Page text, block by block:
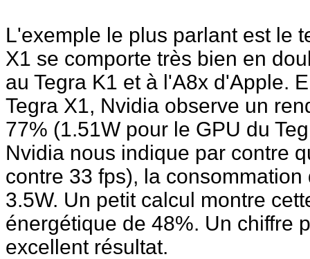
L'exemple le plus parlant est le
X1 se comporte très bien en
au Tegra K1 et à l'A8x d'Apple.
Tegra X1, Nvidia observe un
77% (1.51W pour le GPU du
Nvidia nous indique par contre
contre 33 fps), la
3.5W. Un petit calcul montre
énergétique de 48%. Un chiffre
excellent résultat.